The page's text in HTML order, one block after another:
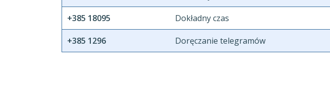
+385 18095 Dokładny czas
+385 1296 Doręczanie telegramów